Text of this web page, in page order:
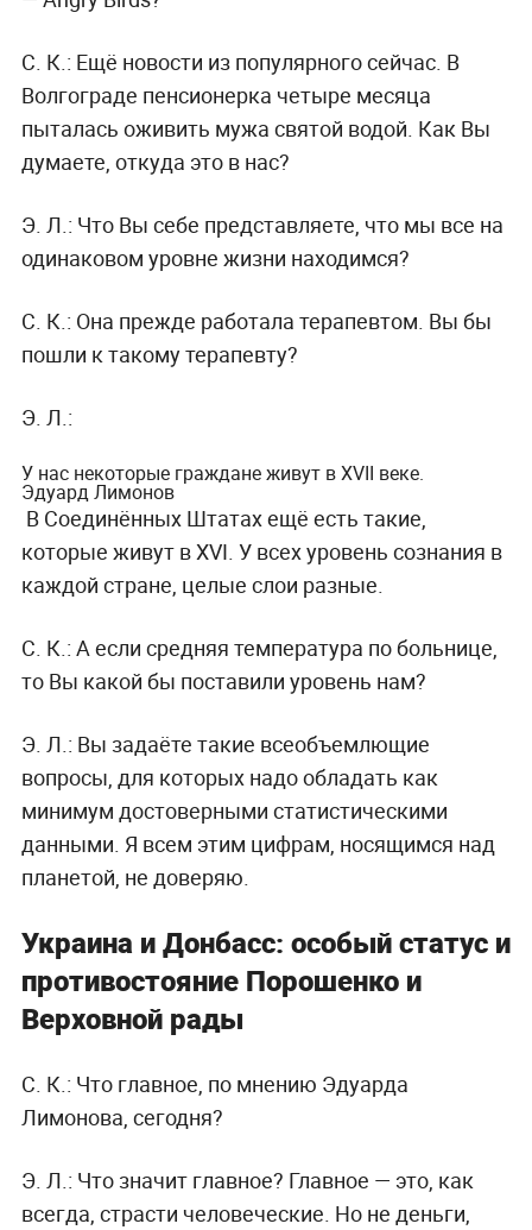
С. К.: Ещё новости из популярного сейчас. В
Волгограде пенсионерка четыре месяца
пыталась оживить мужа святой водой. Как Вы
думаете, откуда это в нас?
Э. Л.: Что Вы себе представляете, что мы все на
одинаковом уровне жизни находимся?
С. К.: Она прежде работала терапевтом. Вы бы
пошли к такому терапевту?
Э. Л.:
У нас некоторые граждане живут в XVII веке.
Эдуард Лимонов
В Соединённых Штатах ещё есть такие,
которые живут в XVI. У всех уровень сознания в
каждой стране, целые слои разные.
С. К.: А если средняя температура по больнице,
то Вы какой бы поставили уровень нам?
Э. Л.: Вы задаёте такие всеобъемлющие
вопросы, для которых надо обладать как
минимум достоверными статистическими
данными. Я всем этим цифрам, носящимся над
планетой, не доверяю.
Украина и Донбасс: особый статус и
противостояние Порошенко и
Верховной рады
С. К.: Что главное, по мнению Эдуарда
Лимонова, сегодня?
Э. Л.: Что значит главное? Главное — это, как
всегда, страсти человеческие. Но не деньги,